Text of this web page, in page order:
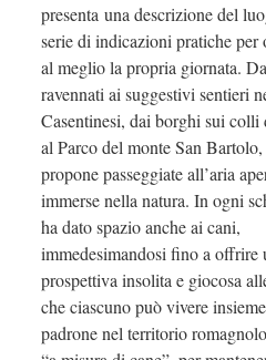
presenta una descrizione del
serie di indicazioni pratiche per
al meglio la propria giornata.
ravennati ai suggestivi sentieri
Casentinesi, dai borghi sui colli
al Parco del monte San
propone passeggiate all’aria
immerse nella natura. In ogni
ha dato spazio anche ai cani,
immedesimandosi fino a offrire
prospettiva insolita e giocosa
che ciascuno può vivere
padrone nel territorio